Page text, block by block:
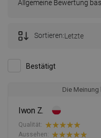
Allgemeine Bewertung
Bestätigt
Sortieren:Letzte
Die
Iwon Z.
Qualität:
Aussehen: